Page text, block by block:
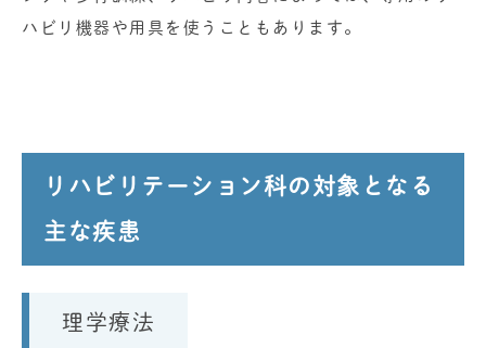
ハビリ機器や用具を使うこともあります。
リハビリテーション科の対象となる
主な疾患
理学療法